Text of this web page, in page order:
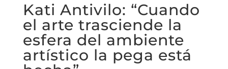
Kati Antivilo: “Cuando
el arte trasciende la
esfera del ambiente
artístico la pega está